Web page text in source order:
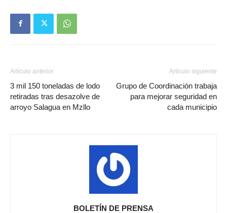
Artículo anterior
3 mil 150 toneladas de lodo
retiradas tras desazolve de
arroyo Salagua en Mzllo
Artículo siguiente
Grupo de Coordinación trabaja
para mejorar seguridad en
cada municipio
BOLETÍN DE PRENSA